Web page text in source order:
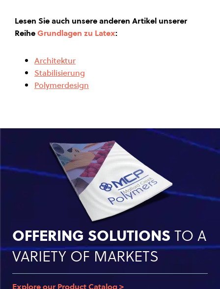
Lesen Sie auch unsere anderen Artikel unserer
ReiheGrundlagen zu Latex:
Architektur
Stabilisierung
Polymerdesign
OFFERING SOLUTIONS TO A
VARIETY OF MARKETS
Explore our Product Catalog >